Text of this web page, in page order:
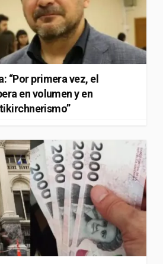
“Por primera vez, el
en volumen y en